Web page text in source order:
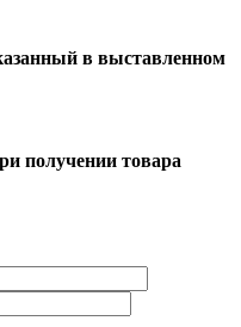
в выставленном
получении товара